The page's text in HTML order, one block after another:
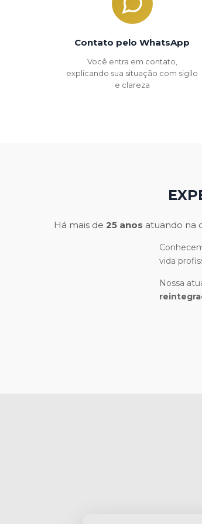
Contato pelo WhatsApp
Você entra em contato,
explicando sua situação com sigilo
e clareza
Há mais de 25 anos atuando na
vida
Nossa